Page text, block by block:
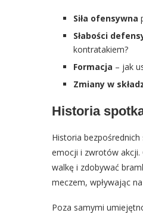
Siła ofensywna
Słabości
kontratakiem?
Formacja – jak
Zmiany w
Historia
Historia
emocji i zwrotów akcji.
walkę i zdobywać
meczem, wpływając
Poza samymi